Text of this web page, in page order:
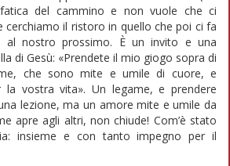
del cammino e non vuole che ci
cerchiamo il ristoro in quello che poi ci fa
nostro prossimo. È un invito e una
di Gesù: «Prendete il mio giogo sopra di
che sono mite e umile di cuore, e
vostra vita». Un legame, e prendere
lezione, ma un amore mite e umile da
apre agli altri, non chiude! Com’è stato
insieme e con tanto impegno per il